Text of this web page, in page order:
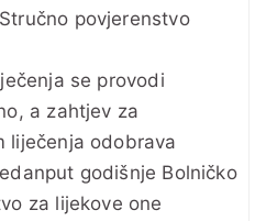
povjerenstvo
se provodi
a zahtjev za
liječenja odobrava
godišnje Bolničko
za lijekove one